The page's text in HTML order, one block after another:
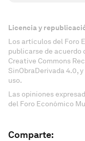
Licencia y
Los artículos del Foro
publicarse de
Creative Commons
SinObraDerivada 4.0,
uso.
Las opiniones
del Foro Económico
Comparte: